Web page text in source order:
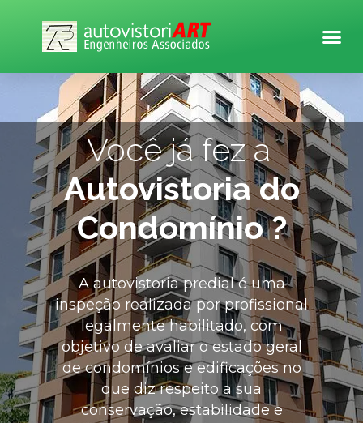
Você já fez a
Autovistoria do
Condomínio ?
A autovistoria predial é uma
inspeção realizada por profissional
legalmente habilitado, com
objetivo de avaliar o estado geral
de condomínios e edificações no
que diz respeito a sua
conservação, estabilidade e